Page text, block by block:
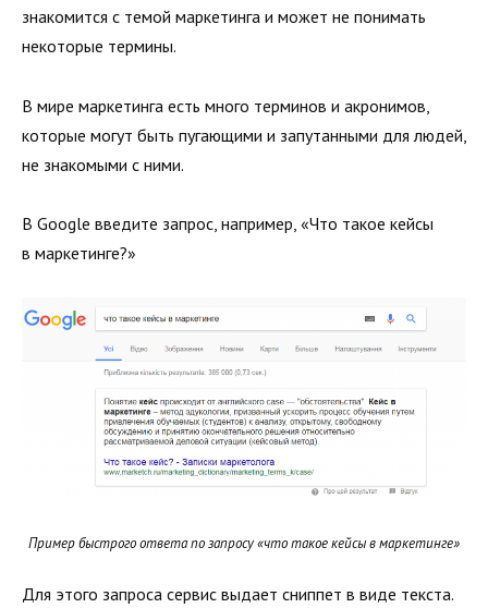
знакомится с темой маркетинга и может не понимать
некоторые термины.
В мире маркетинга есть много терминов и акронимов,
которые могут быть пугающими и запутанными для людей,
не знакомыми с ними.
В Google введите запрос, например, «Что такое кейсы
в маркетинге?»
Пример быстрого ответа по запросу «что такое кейсы в маркетинге»
Для этого запроса сервис выдает сниппет в виде текста.